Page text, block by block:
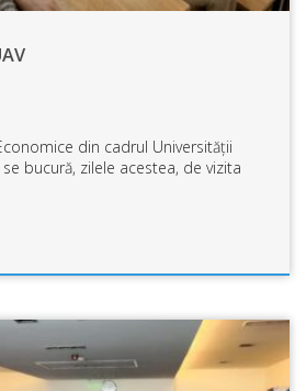
din cadrul Universității
se bucură, zilele acestea, de vizita